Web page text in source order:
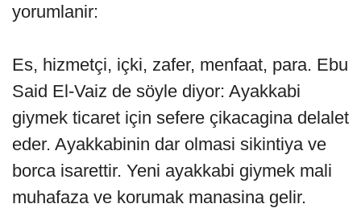
yorumlanir:
Es, hizmetçi, içki, zafer, menfaat, para. Ebu
Said El-Vaiz de söyle diyor: Ayakkabi
giymek ticaret için sefere çikacagina delalet
eder. Ayakkabinin dar olmasi sikintiya ve
borca isarettir. Yeni ayakkabi giymek mali
muhafaza ve korumak manasina gelir.